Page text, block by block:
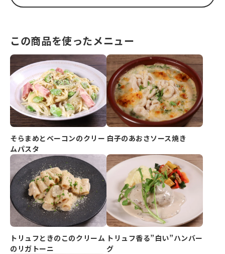
この商品を使ったメニュー
そらまめとベーコンのクリー
ムパスタ
白子のあおさソース焼き
トリュフときのこのクリーム
のリガトーニ
トリュフ香る”白い”ハンバー
グ